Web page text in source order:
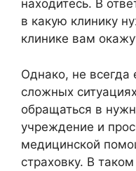
находитесь. В
в какую клинику
клинике вам
Однако, не всегда
сложных
обращаться в
учреждение и
медицинской
страховку. В